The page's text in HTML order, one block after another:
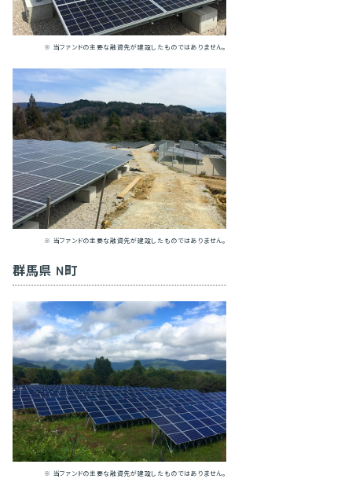
※ 当ファンドの主要な融資先が建設したものではありません。
※ 当ファンドの主要な融資先が建設したものではありません。
群馬県 N町
※ 当ファンドの主要な融資先が建設したものではありません。